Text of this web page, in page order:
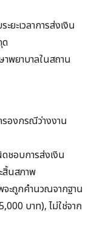
ยะเวลาการส่งเงิน
ด
พยาบาลในสถาน
รองกรณีว่างงาน
ชอบการส่งเงิน
สิ้นสภาพ
จะถูกคำนวณจากฐาน
บาท), ไม่ใช่จาก